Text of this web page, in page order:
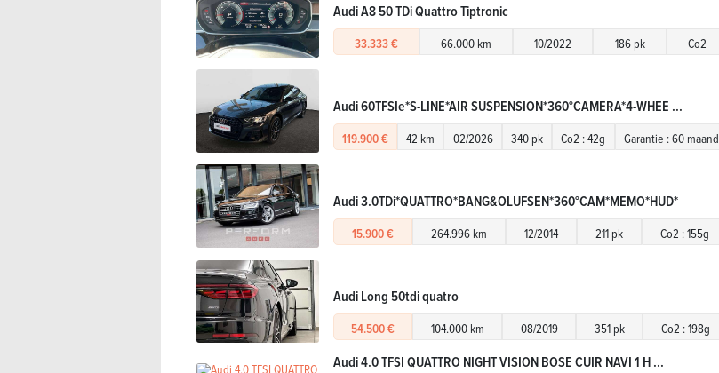
Audi A8 50 TDi Quattro Tiptronic
33.333 € 66.000 km 10/2022 186 pk Co2
Audi 60TFSIe*S-LINE*AIR SUSPENSION*360°CAMERA*4-WHEE ...
119.900 € 42 km 02/2026 340 pk Co2 : 42g Garantie : 60 maand
Audi 3.0TDi*QUATTRO*BANG&OLUFSEN*360°CAM*MEMO*HUD*
15.900 € 264.996 km 12/2014 211 pk Co2 : 155g
Audi Long 50tdi quatro
54.500 € 104.000 km 08/2019 351 pk Co2 : 198g
Audi 4.0 TFSI QUATTRO NIGHT VISION BOSE CUIR NAVI 1 H ...